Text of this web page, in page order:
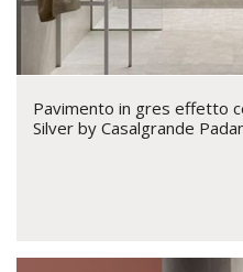
Pavimento in gres effetto
Silver by Casalgrande